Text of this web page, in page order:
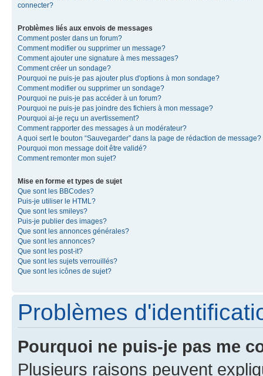
connecter?
Problèmes liés aux envois de messages
Comment poster dans un forum?
Comment modifier ou supprimer un message?
Comment ajouter une signature à mes messages?
Comment créer un sondage?
Pourquoi ne puis-je pas ajouter plus d'options à mon sondage?
Comment modifier ou supprimer un sondage?
Pourquoi ne puis-je pas accéder à un forum?
Pourquoi ne puis-je pas joindre des fichiers à mon message?
Pourquoi ai-je reçu un avertissement?
Comment rapporter des messages à un modérateur?
A quoi sert le bouton “Sauvegarder” dans la page de rédaction de message?
Pourquoi mon message doit être validé?
Comment remonter mon sujet?
Mise en forme et types de sujet
Que sont les BBCodes?
Puis-je utiliser le HTML?
Que sont les smileys?
Puis-je publier des images?
Que sont les annonces générales?
Que sont les annonces?
Que sont les post-it?
Que sont les sujets verrouillés?
Que sont les icônes de sujet?
Problèmes
Pourquoi ne puis-je pas me
Plusieurs raisons peuvent